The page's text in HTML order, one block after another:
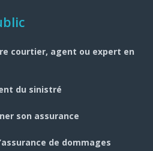
courtier, agent ou expert en
du sinistré
son assurance
de dommages